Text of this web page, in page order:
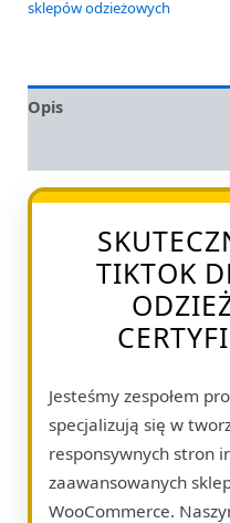
sklepów odzieżowych
Opis
TIKTOK
Jesteśmy zespołem
specjalizują się w
responsywnych stron
zaawansowanych
WooCommerce.